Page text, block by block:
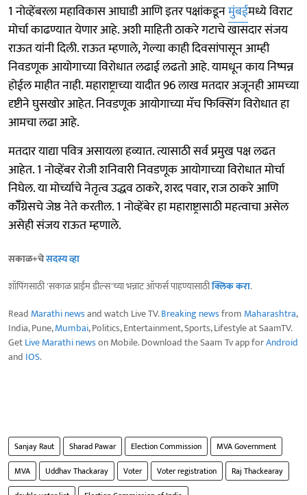
1 नोव्हेंबरला महाविकास आघाडी आणि इतर पक्षांकडूनमुंबईमध्ये विराट
मोर्चा काढण्यात येणार आहे. अशी माहिती ठाकरे गटाचे खासदार संजय
राऊत यांनी दिली. राऊत म्हणाले, गेल्या काही दिवसांपासून आम्ही
निवडणूक आयोगाच्या विरोधात लढाई लढतो आहे. यामधून काय निष्पन्न
होईल माहीत नाही. महाराष्ट्राच्या यादीत 96 लाख मतदार अजूनही आमच्या
दृष्टीने घुसखोर आहेत. निवडणूक आयोगाच्या मॅच फिक्सिंग विरोधात हा
आमचा लढा आहे.
मतदार याद्या पवित्र असायला हव्यात. त्यासाठी सर्व प्रमुख पक्ष लढत
आहेत. 1 नोव्हेंबर रोजी शनिवारी निवडणूक आयोगाच्या विरोधात मोर्चा
निघेल. या मोर्च्याचे नेतृत्व उद्धव ठाकरे, शरद पवार, राज ठाकरे आणि
कॉँग्रेसचे जेष्ठ नेते करतील. 1 नोव्हेंबेर हा महाराष्ट्रासाठी महत्वाचा असेल
असेही संजय राऊत म्हणाले.
सकाळ+चेसदस्य व्हा
शॉपिंगसाठी 'सकाळ प्राईम डील्स'च्या भन्नाट ऑफर्स पाहण्यासाठीक्लिक करा.
Read Marathi newsand watch Live TV.Breaking newsfrom Maharashtra,
India, Pune,Mumbai, Politics, Entertainment, Sports, Lifestyle at SaamTV.
GetLive Marathi newson Mobile. Download the Saam Tv app forAndroid
and IOS.
Sanjay Raut Sharad Pawar Election Commission
MVA Government
MVA
Uddhav Thackaray Voter Voter registration
Raj Thackearay